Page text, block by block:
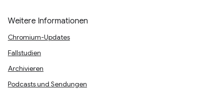
Weitere Informationen
Chromium-Updates
Fallstudien
Archivieren
Podcasts und Sendungen